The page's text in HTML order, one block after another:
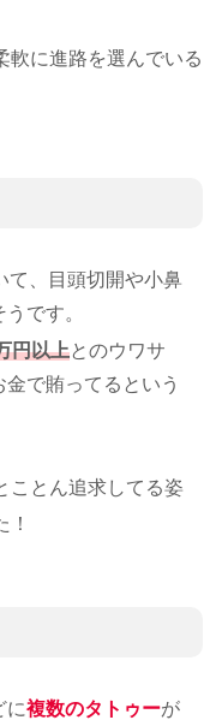
軟に進路を選んでいる
て、目頭切開や小鼻
です。
円以上とのウワサ
で賄ってるという
ことん追求してる姿
に複数のタトゥーが